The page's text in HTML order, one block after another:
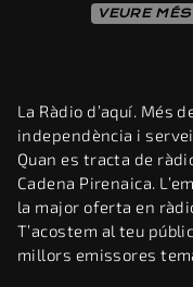
VEURE MÉS
La Ràdio d’aquí. Més
independència i
Quan es tracta de
Cadena Pirenaica.
la major oferta en
T’acostem al teu
millors emissores